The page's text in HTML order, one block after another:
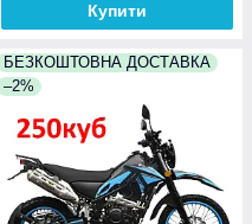
Купити
БЕЗКОШТОВНА ДОСТАВКА
–2%